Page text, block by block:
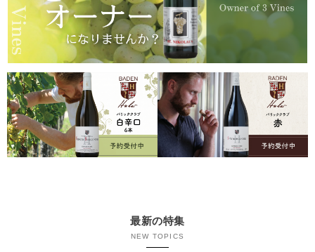
最新の特集
NEW TOPICS